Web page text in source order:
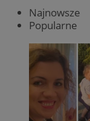
Najnowsze
Popularne